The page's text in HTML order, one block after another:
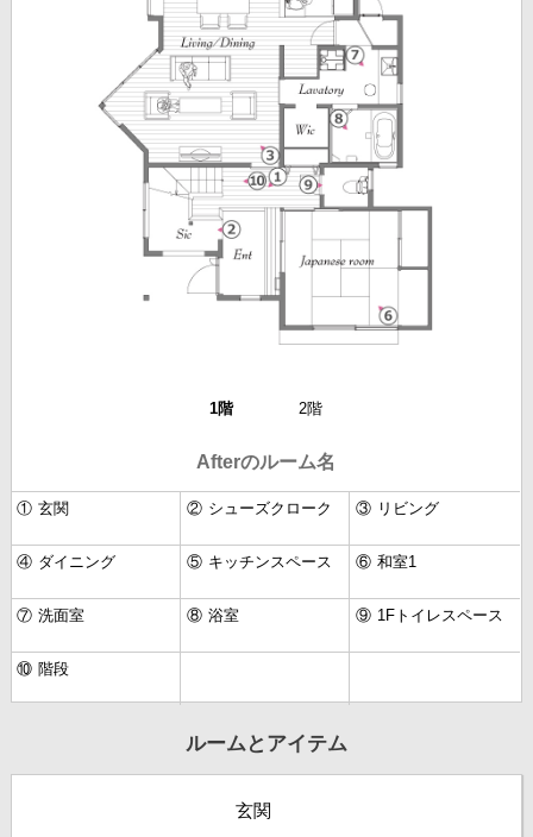
1階 2階
Afterのルーム名
① 玄関 ② シューズクローク ③ リビング
④ ダイニング ⑤ キッチンスペース ⑥ 和室1
⑦ 洗面室 ⑧ 浴室 ⑨ 1Fトイレスペース
⑩ 階段
ルームとアイテム
玄関